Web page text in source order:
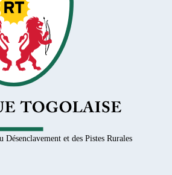
et des Pistes Rurales